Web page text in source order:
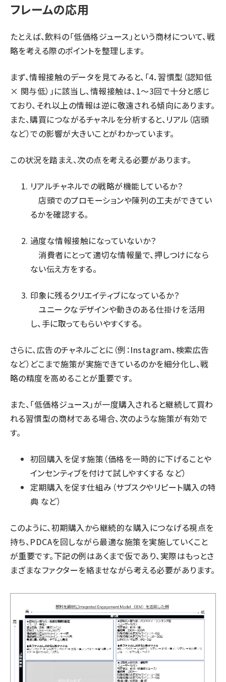
フレームの応用
たとえば、飲料の「低価格ジュース」という商材について、戦
略を考える際のポイントを整理します。
まず、情報接触のデータを見てみると、「4．習慣型（認知低
× 関与低）」に該当し、情報接触は、1～3回で十分と感じ
ており、それ以上の情報は逆に敬遠される傾向にあります。
また、購買につながるチャネルを分析すると、リアル（店頭
など）での影響が大きいことがわかっています。
この状況を踏まえ、次の点を考える必要があります。
リアルチャネルでの戦略が機能しているか？
店頭でのプロモーションや陳列の工夫ができてい
るかを確認する。
過度な情報接触になっていないか？
消費者にとって適切な情報量で、押しつけになら
ない伝え方をする。
印象に残るクリエイティブになっているか？
ユニークなデザインや動きのある仕掛けを活用
し、手に取ってもらいやすくする。
さらに、広告のチャネルごとに（例：Instagram、検索広告
など）どこまで施策が実施できているのかを細分化し、戦
略の精度を高めることが重要です。
また、「低価格ジュース」が一度購入されると継続して買わ
れる習慣型の商材である場合、次のような施策が有効で
す。
初回購入を促す施策（価格を一時的に下げることや
インセンティブを付けて試しやすくする など）
定期購入を促す仕組み（サブスクやリピート購入の特
典 など）
このように、初期購入から継続的な購入につなげる視点を
持ち、PDCAを回しながら最適な施策を実施していくこと
が重要です。下記の例はあくまで仮であり、実際はもっとさ
まざまなファクターを絡ませながら考える必要があります。